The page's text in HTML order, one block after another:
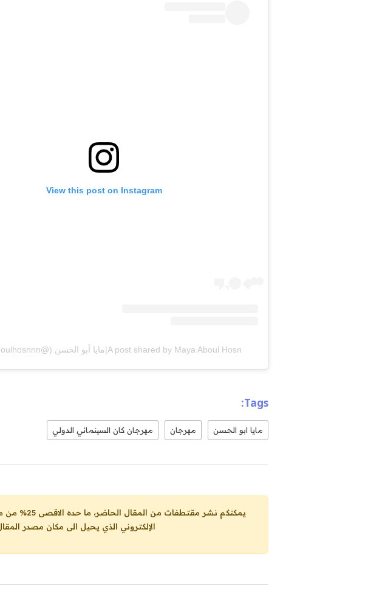
View this post on Instagram
A post shared by Maya Aboul Hosn|مايا أبو الحسن (@mayaaboulhosnnn)
Tags:
مايا ابو الحسن مهرجان مهرجان كان السينمائي الدولي
يمكنكم نشر مقتطفات من المقال الحاضر، ما حده الاقصى 25% من مجموع المقال، شرط: ذكر اسم المؤلف والناشر ووضع رابط
الإلكتروني الذي يحيل الى مكان مصدر